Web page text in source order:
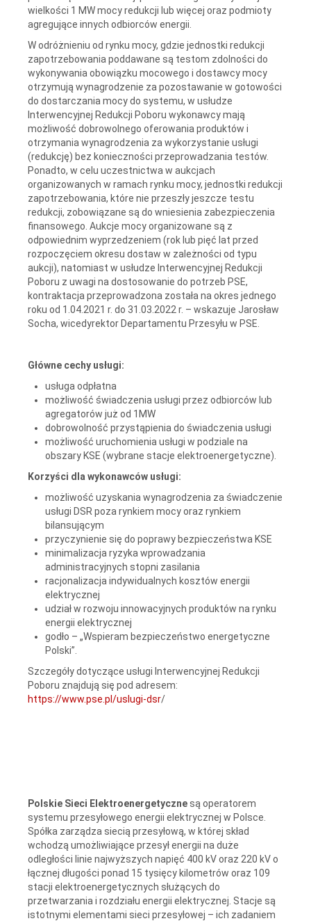
wielkości 1 MW mocy redukcji lub więcej oraz podmioty
agregujące innych odbiorców energii.
W odróżnieniu od rynku mocy, gdzie jednostki redukcji
zapotrzebowania poddawane są testom zdolności do
wykonywania obowiązku mocowego i dostawcy mocy
otrzymują wynagrodzenie za pozostawanie w gotowości
do dostarczania mocy do systemu, w usłudze
Interwencyjnej Redukcji Poboru wykonawcy mają
możliwość dobrowolnego oferowania produktów i
otrzymania wynagrodzenia za wykorzystanie usługi
(redukcję) bez konieczności przeprowadzania testów.
Ponadto, w celu uczestnictwa w aukcjach
organizowanych w ramach rynku mocy, jednostki redukcji
zapotrzebowania, które nie przeszły jeszcze testu
redukcji, zobowiązane są do wniesienia zabezpieczenia
finansowego. Aukcje mocy organizowane są z
odpowiednim wyprzedzeniem (rok lub pięć lat przed
rozpoczęciem okresu dostaw w zależności od typu
aukcji), natomiast w usłudze Interwencyjnej Redukcji
Poboru z uwagi na dostosowanie do potrzeb PSE,
kontraktacja przeprowadzona została na okres jednego
roku od 1.04.2021 r. do 31.03.2022 r. – wskazuje Jarosław
Socha, wicedyrektor Departamentu Przesyłu w PSE.
Główne cechy usługi:
usługa odpłatna
możliwość świadczenia usługi przez odbiorców lub
agregatorów już od 1MW
dobrowolność przystąpienia do świadczenia usługi
możliwość uruchomienia usługi w podziale na
obszary KSE (wybrane stacje elektroenergetyczne).
Korzyści dla wykonawców usługi:
możliwość uzyskania wynagrodzenia za świadczenie
usługi DSR poza rynkiem mocy oraz rynkiem
bilansującym
przyczynienie się do poprawy bezpieczeństwa KSE
minimalizacja ryzyka wprowadzania
administracyjnych stopni zasilania
racjonalizacja indywidualnych kosztów energii
elektrycznej
udział w rozwoju innowacyjnych produktów na rynku
energii elektrycznej
godło – „Wspieram bezpieczeństwo energetyczne
Polski”.
Szczegóły dotyczące usługi Interwencyjnej Redukcji
Poboru znajdują się pod adresem:
https://www.pse.pl/uslugi-dsr/
Polskie Sieci Elektroenergetycznesą operatorem
systemu przesyłowego energii elektrycznej w Polsce.
Spółka zarządza siecią przesyłową, w której skład
wchodzą umożliwiające przesył energii na duże
odległości linie najwyższych napięć 400 kV oraz 220 kV o
łącznej długości ponad 15 tysięcy kilometrów oraz 109
stacji elektroenergetycznych służących do
przetwarzania i rozdziału energii elektrycznej. Stacje są
istotnymi elementami sieci przesyłowej – ich zadaniem